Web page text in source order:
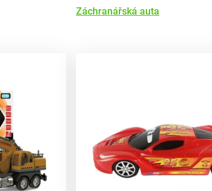
Záchranářská auta